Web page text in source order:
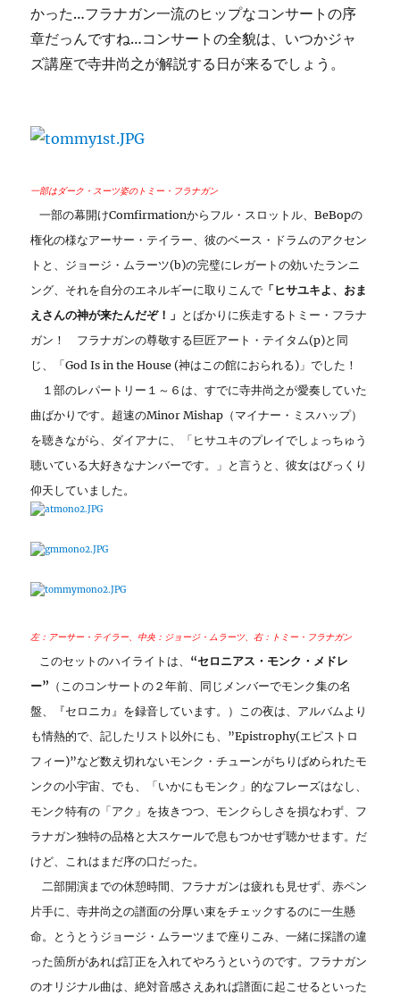
かった…フラナガン一流のヒップなコンサートの序
章だっんですね…コンサートの全貌は、いつかジャ
ズ講座で寺井尚之が解説する日が来るでしょう。
一部はダーク・スーツ姿のトミー・フラナガン
一部の幕開けComfirmationからフル・スロットル、BeBopの
権化の様なアーサー・テイラー、彼のベース・ドラムのアクセン
トと、ジョージ・ムラーツ(b)の完璧にレガートの効いたランニ
ング、それを自分のエネルギーに取りこんで 「ヒサユキよ、おま
えさんの神が来たんだぞ！」 とばかりに疾走するトミー・フラナ
ガン！ フラナガンの尊敬する巨匠アート・テイタム(p)と同
じ、「God Is in the House (神はこの館におられる)」でした！
１部のレパートリー１～６は、すでに寺井尚之が愛奏していた
曲ばかりです。超速のMinor Mishap（マイナー・ミスハップ）
を聴きながら、ダイアナに、「ヒサユキのプレイでしょっちゅう
聴いている大好きなナンバーです。」と言うと、彼女はびっくり
仰天していました。
左：アーサー・テイラー、中央：ジョージ・ムラーツ、右：トミー・フラナガン
このセットのハイライトは、 “セロニアス・モンク・メドレ
ー” （このコンサートの２年前、同じメンバーでモンク集の名
盤、『セロニカ』を録音しています。）この夜は、アルバムより
も情熱的で、記したリスト以外にも、”Epistrophy(エピストロ
フィー)”など数え切れないモンク・チューンがちりばめられたモ
ンクの小宇宙、でも、「いかにもモンク」的なフレーズはなし、
モンク特有の「アク」を抜きつつ、モンクらしさを損なわず、フ
ラナガン独特の品格と大スケールで息もつかせず聴かせます。だ
けど、これはまだ序の口だった。
二部開演までの休憩時間、フラナガンは疲れも見せず、赤ペン
片手に、寺井尚之の譜面の分厚い束をチェックするのに一生懸
命。とうとうジョージ・ムラーツまで座りこみ、一緒に採譜の違
った箇所があれば訂正を入れてやろうというのです。フラナガン
のオリジナル曲は、絶対音感さえあれば譜面に起こせるといった